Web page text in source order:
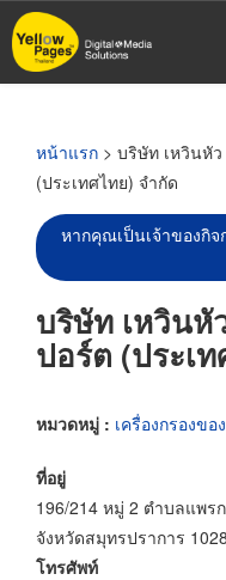
ข้าม
ไป
หน้าแรก > บริษัท เหวินหั
(ประเทศไทย) จำกัด
หากคุณเป็นเจ้าของกิ
บริษัท เหวินหั
ปอร์ต (ประเ
หมวดหมู่ : เครื่องกรองขอ
ที่อยู่
196/214 หมู่ 2 ตำบลแพร
จังหวัดสมุทรปราการ
โทรศัพท์